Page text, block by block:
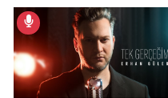
İlham Veren Hikâyeler